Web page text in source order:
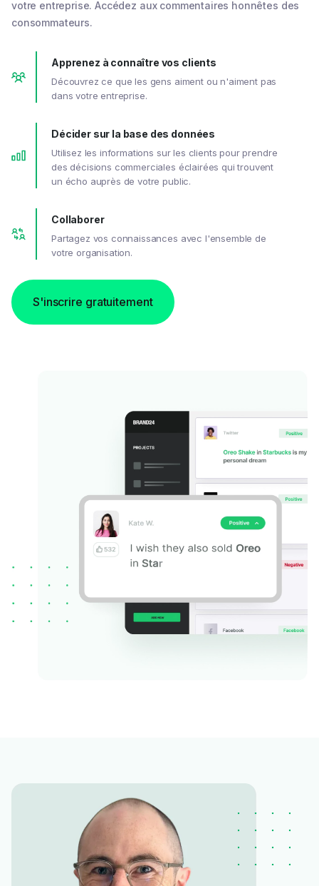
votre entreprise. Accédez aux commentaires honnêtes des
consommateurs.
Apprenez à connaître vos clients
Découvrez ce que les gens aiment ou n'aiment pas
dans votre entreprise.
Décider sur la base des données
Utilisez les informations sur les clients pour prendre
des décisions commerciales éclairées qui trouvent
un écho auprès de votre public.
Collaborer
Partagez vos connaissances avec l'ensemble de
votre organisation.
S'inscrire gratuitement